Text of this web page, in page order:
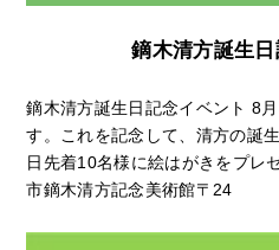
鏑木清方誕生
鏑木清方誕生日記念イベント 8
す。これを記念して、清方の誕
日先着10名様に絵はがきをプ
市鏑木清方記念美術館〒24